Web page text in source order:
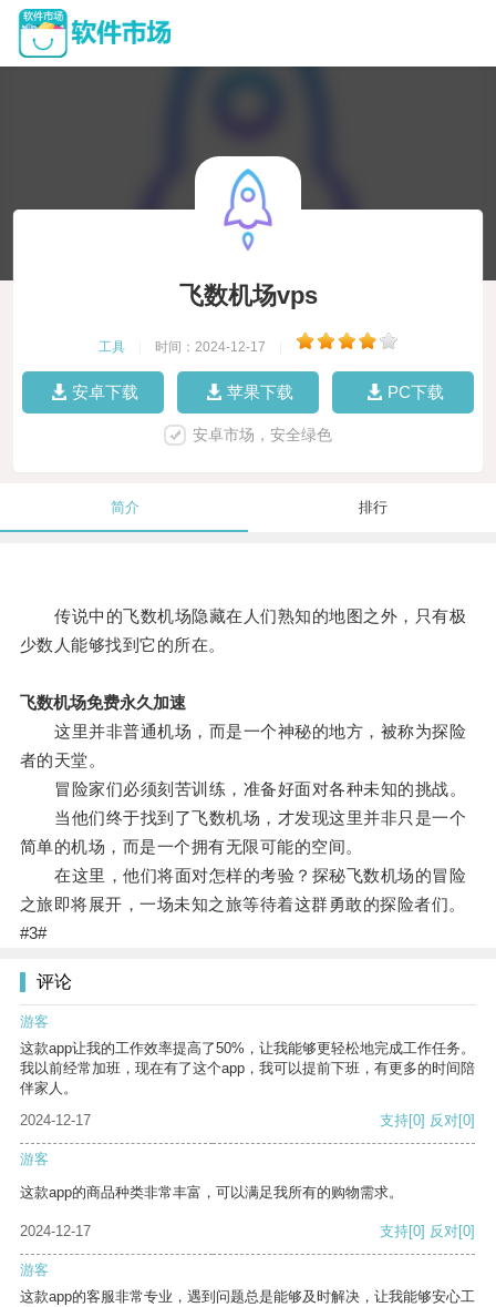
飞数机场vps
工具 时间：2024-12-17
安卓下载 苹果下载 PC下载
安卓市场，安全绿色
简介 排行
传说中的飞数机场隐藏在人们熟知的地图之外，只有极
少数人能够找到它的所在。
飞数机场免费永久加速
这里并非普通机场，而是一个神秘的地方，被称为探险
者的天堂。
冒险家们必须刻苦训练，准备好面对各种未知的挑战。
当他们终于找到了飞数机场，才发现这里并非只是一个
简单的机场，而是一个拥有无限可能的空间。
在这里，他们将面对怎样的考验？探秘飞数机场的冒险
之旅即将展开，一场未知之旅等待着这群勇敢的探险者们。
#3#
评论
游客
这款app让我的工作效率提高了50%，让我能够更轻松地完成工作任务。
我以前经常加班，现在有了这个app，我可以提前下班，有更多的时间陪
伴家人。
2024-12-17
支持[0] 反对[0]
游客
这款app的商品种类非常丰富，可以满足我所有的购物需求。
2024-12-17 支持[0] 反对[0]
游客
这款app的客服非常专业，遇到问题总是能够及时解决，让我能够安心工